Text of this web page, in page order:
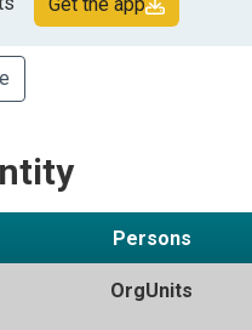
Persons
OrgUnits